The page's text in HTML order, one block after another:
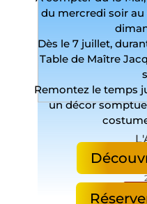
du mercredi soir
Dès le 7 juillet,
Table de Maître
Remontez le temps
un décor